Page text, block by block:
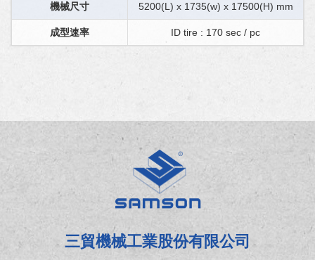
機械尺寸 5200(L) x 1735(w) x 17500(H) mm
成型速率 ID tire : 170 sec / pc
三貿機械工業股份有限公司